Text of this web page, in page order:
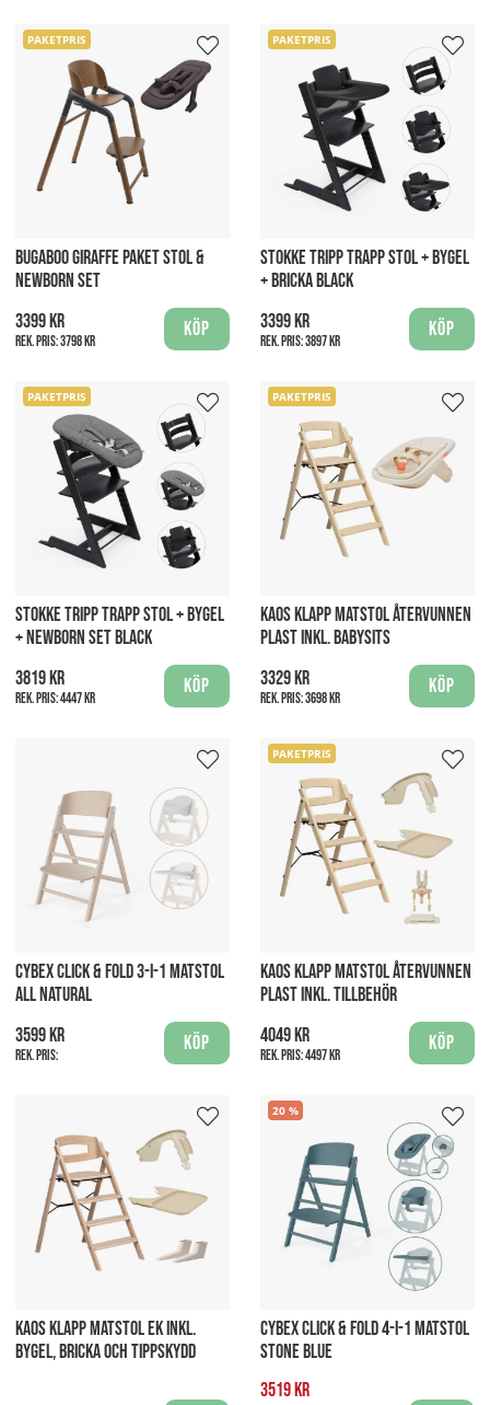
PAKETPRIS
BUGABOO GIRAFFE PAKET STOL &
NEWBORN SET
3399 kr
Rek. pris:3798 kr
Köp
PAKETPRIS
STOKKE TRIPP TRAPP STOL + BYGEL
+ BRICKA BLACK
3399 kr
Rek. pris:3897 kr
Köp
PAKETPRIS
STOKKE TRIPP TRAPP STOL + BYGEL
+ NEWBORN SET BLACK
3819 kr
Rek. pris:4447 kr
Köp
PAKETPRIS
KAOS KLAPP MATSTOL ÅTERVUNNEN
PLAST INKL. BABYSITS
3329 kr
Rek. pris:3698 kr
Köp
CYBEX CLICK & FOLD 3-I-1 MATSTOL
ALL NATURAL
3599 kr
Rek. pris:
Köp
PAKETPRIS
KAOS KLAPP MATSTOL ÅTERVUNNEN
PLAST INKL. TILLBEHÖR
4049 kr
Rek. pris:4497 kr
Köp
KAOS KLAPP MATSTOL EK INKL.
BYGEL, BRICKA OCH TIPPSKYDD
20
CYBEX CLICK & FOLD 4-I-1 MATSTOL
STONE BLUE
3519 kr